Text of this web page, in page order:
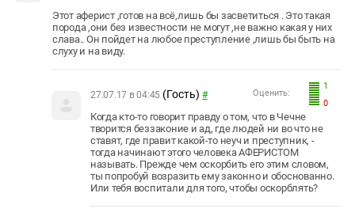
Этот аферист ,готов на всё,лишь бы засветиться . Это такая
порода ,они без известности не могут ,не важно какая у них
слава.. Он пойдет на любое преступление ,лишь бы быть на
слуху и на виду.
1
0
Оценить:
27.07.17 в 04:45 (Гость) #
Когда кто-то говорит правду о том, что в Чечне
творится беззаконие и ад, где людей ни во что не
ставят, где правит какой-то неуч и преступник, -
тогда начинают этого человека АФЕРИСТОМ
называть. Прежде чем оскорбить его этим словом,
ты попробуй возразить ему законно и обоснованно.
Или тебя воспитали для того, чтобы оскорблять?